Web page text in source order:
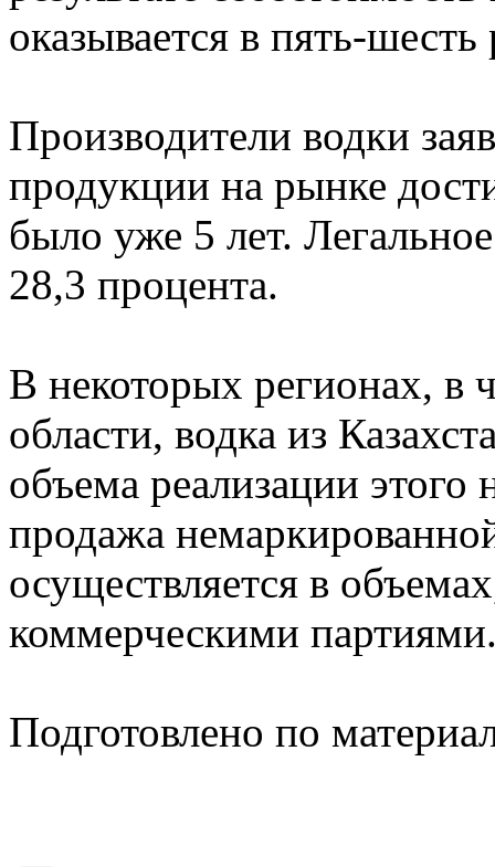
оказывается в пять-
Производители водки
продукции на рынке
было уже 5 лет.
28,3 процента.
В некоторых регионах, в
области, водка из
объема реализации
продажа
осуществляется в
коммерческими
Подготовлено по